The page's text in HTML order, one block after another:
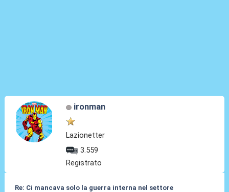
ironman
Lazionetter
3.559
Registrato
Re: Ci mancava solo la guerra interna nel settore